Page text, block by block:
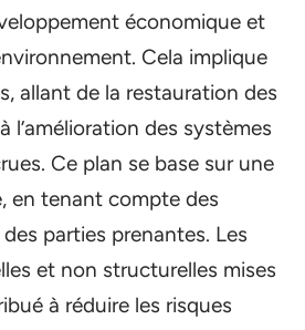
économique et
Cela implique
allant de la restauration des
l’amélioration des systèmes
Ce plan se base sur une
en tenant compte des
parties prenantes. Les
et non structurelles mises
à réduire les risques